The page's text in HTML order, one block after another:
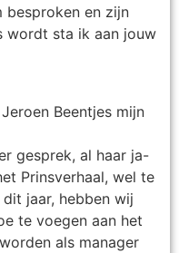
besproken en zijn
wordt sta ik aan jouw
Beentjes mijn
gesprek, al haar ja-
Prinsverhaal, wel te
jaar, hebben wij
te voegen aan het
als manager